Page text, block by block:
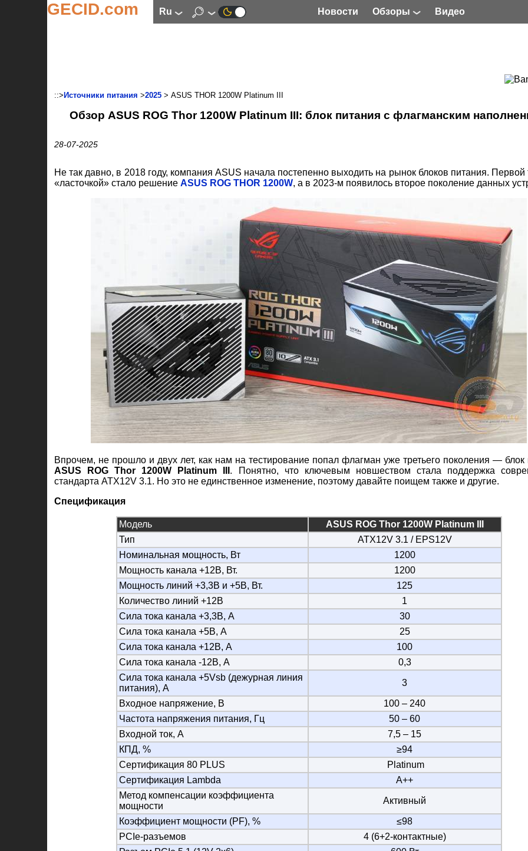
GECID.com ru Новости Обзоры Видео
::> Источники питания >2025 > ASUS THOR 1200W Platinum III
Обзор ASUS ROG Thor 1200W Platinum III: блок питания с флагманским
28-07-2025
Не так давно, в 2018 году, компания ASUS начала постепенно выходить на рынок блоков питания. Первой
«ласточкой» стало решение ASUS ROG THOR 1200W, а в 2023-м появилось второе поколение данных
Впрочем, не прошло и двух лет, как нам на тестирование попал флагман уже третьего поколения — блок
ASUS ROG Thor 1200W Platinum III . Понятно, что ключевым новшеством стала поддержка
стандарта ATX12V 3.1. Но это не единственное изменение, поэтому давайте поищем также и другие.
Спецификация
Модель
ASUS ROG Thor 1200W Platinum III
Тип
ATX12V 3.1 / EPS12V
Номинальная мощность, Вт
1200
Мощность канала +12В, Вт.
1200
Мощность линий +3,3В и +5В, Вт.
125
Количество линий +12В
1
Сила тока канала +3,3В, А
30
Сила тока канала +5В, А
25
Сила тока канала +12В, А
100
Сила тока канала -12В, А
0,3
Сила тока канала +5Vsb (дежурная линия
питания), А
3
Входное напряжение, В
100 – 240
Частота напряжения питания, Гц
50 – 60
Входной ток, А
7,5 – 15
КПД, %
≥94
Сертификация 80 PLUS
Platinum
Сертификация Lambda
A++
Метод компенсации коэффициента
мощности
Активный
Коэффициент мощности (PF), %
≤98
PCIe-разъемов
4 (6+2-контактные)